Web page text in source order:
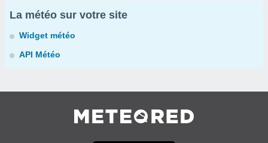
La météo sur votre site
Widget météo
API Météo